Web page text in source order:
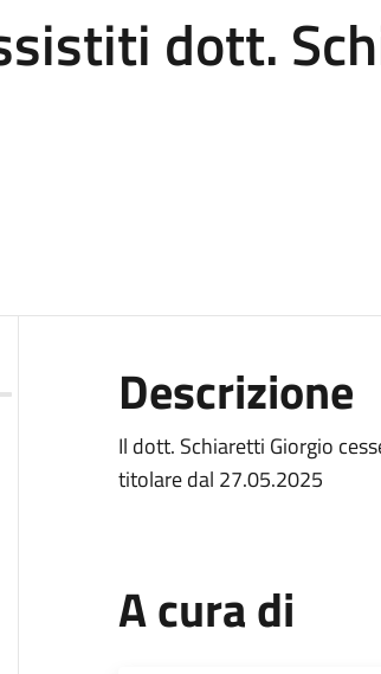
dott.
Descrizione
Il dott. Schiaretti Giorgio
titolare dal 27.05.2025
A cura di